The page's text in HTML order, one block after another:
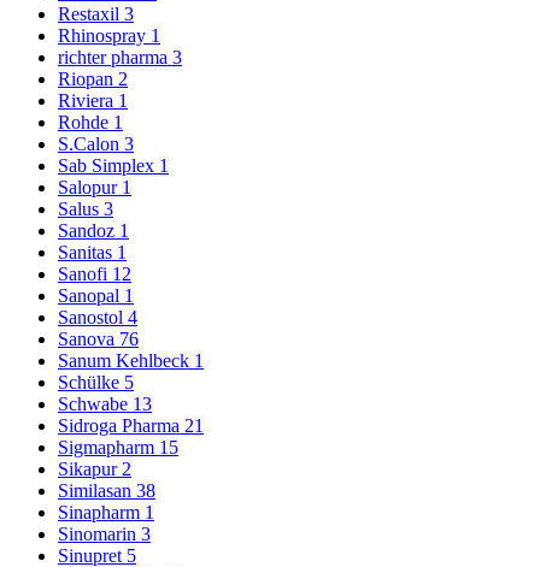
Restaxil 3
Rhinospray 1
richter pharma 3
Riopan 2
Riviera 1
Rohde 1
S.Calon 3
Sab Simplex 1
Salopur 1
Salus 3
Sandoz 1
Sanitas 1
Sanofi 12
Sanopal 1
Sanostol 4
Sanova 76
Sanum Kehlbeck 1
Schülke 5
Schwabe 13
Sidroga Pharma 21
Sigmapharm 15
Sikapur2
Similasan 38
Sinapharm 1
Sinomarin 3
Sinupret 5